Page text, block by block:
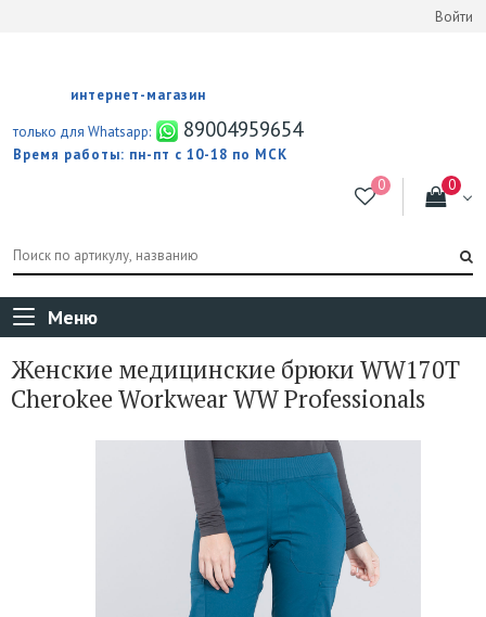
Войти
интернет-магазин
только для Whatsapp:
89004959654
Время работы: пн-пт с 10-18 по МСК
Меню
Женские медицинские брюки WW170T
Cherokee Workwear WW Professionals